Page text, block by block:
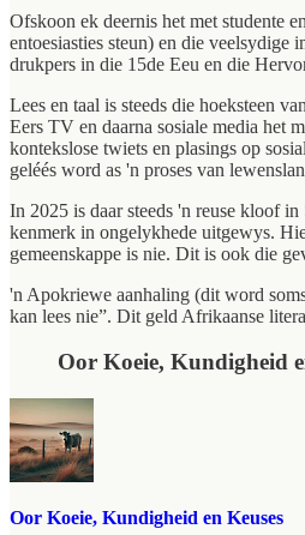
Ofskoon ek deernis het met studente
entoesiasties steun) en die veelsydige
drukpers in die 15de Eeu en die
Lees en taal is steeds die hoeksteen
Eers TV en daarna sosiale media het
kontekslose twiets en plasings op
geléés word as 'n proses van
In 2025 is daar steeds 'n reuse kloof
kenmerk in ongelykhede uitgewys.
gemeenskappe is nie. Dit is ook die
'n Apokriewe aanhaling (dit word
kan lees nie”. Dit geld Afrikaanse
Oor Koeie, Kundigheid
Oor Koeie, Kundigheid en Keuses